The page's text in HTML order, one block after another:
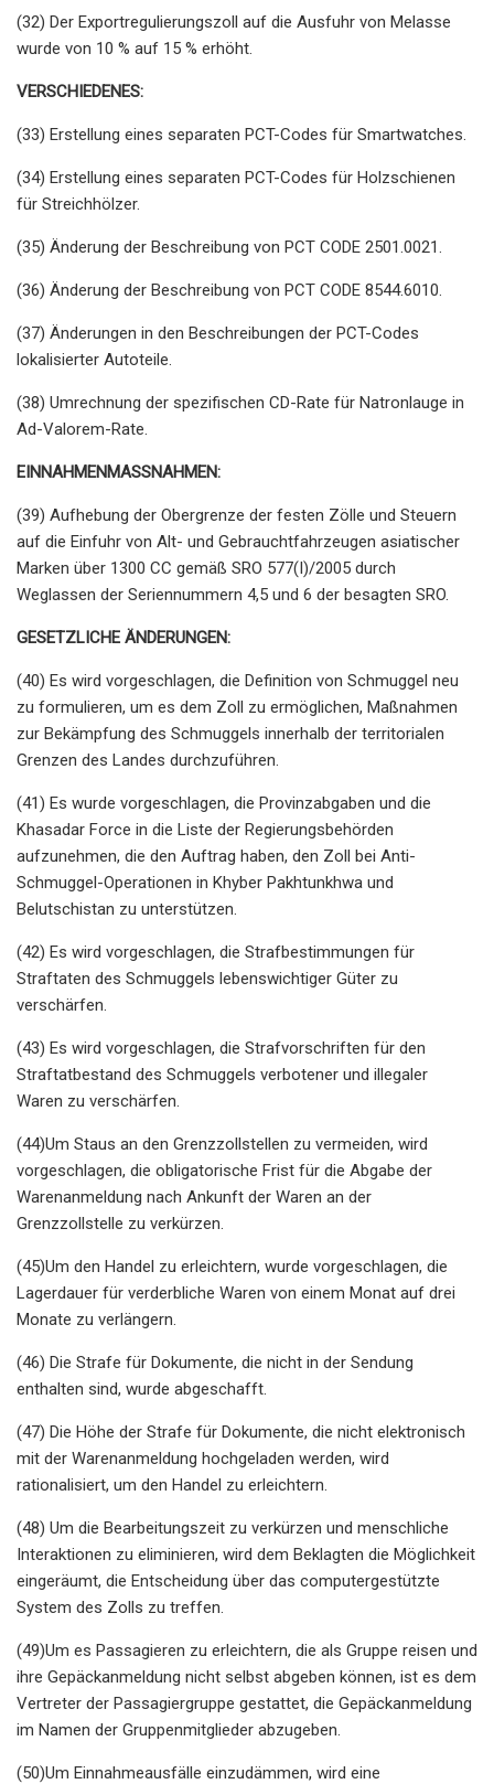
(32) Der Exportregulierungszoll auf die Ausfuhr von Melasse
wurde von 10 % auf 15 % erhöht.
VERSCHIEDENES:
(33) Erstellung eines separaten PCT-Codes für Smartwatches.
(34) Erstellung eines separaten PCT-Codes für Holzschienen
für Streichhölzer.
(35) Änderung der Beschreibung von PCT CODE 2501.0021.
(36) Änderung der Beschreibung von PCT CODE 8544.6010.
(37) Änderungen in den Beschreibungen der PCT-Codes
lokalisierter Autoteile.
(38) Umrechnung der spezifischen CD-Rate für Natronlauge in
Ad-Valorem-Rate.
EINNAHMENMASSNAHMEN:
(39) Aufhebung der Obergrenze der festen Zölle und Steuern
auf die Einfuhr von Alt- und Gebrauchtfahrzeugen asiatischer
Marken über 1300 CC gemäß SRO 577(I)/2005 durch
Weglassen der Seriennummern 4,5 und 6 der besagten SRO.
GESETZLICHE ÄNDERUNGEN:
(40) Es wird vorgeschlagen, die Definition von Schmuggel neu
zu formulieren, um es dem Zoll zu ermöglichen, Maßnahmen
zur Bekämpfung des Schmuggels innerhalb der territorialen
Grenzen des Landes durchzuführen.
(41) Es wurde vorgeschlagen, die Provinzabgaben und die
Khasadar Force in die Liste der Regierungsbehörden
aufzunehmen, die den Auftrag haben, den Zoll bei Anti-
Schmuggel-Operationen in Khyber Pakhtunkhwa und
Belutschistan zu unterstützen.
(42) Es wird vorgeschlagen, die Strafbestimmungen für
Straftaten des Schmuggels lebenswichtiger Güter zu
verschärfen.
(43) Es wird vorgeschlagen, die Strafvorschriften für den
Straftatbestand des Schmuggels verbotener und illegaler
Waren zu verschärfen.
(44)Um Staus an den Grenzzollstellen zu vermeiden, wird
vorgeschlagen, die obligatorische Frist für die Abgabe der
Warenanmeldung nach Ankunft der Waren an der
Grenzzollstelle zu verkürzen.
(45)Um den Handel zu erleichtern, wurde vorgeschlagen, die
Lagerdauer für verderbliche Waren von einem Monat auf drei
Monate zu verlängern.
(46) Die Strafe für Dokumente, die nicht in der Sendung
enthalten sind, wurde abgeschafft.
(47) Die Höhe der Strafe für Dokumente, die nicht elektronisch
mit der Warenanmeldung hochgeladen werden, wird
rationalisiert, um den Handel zu erleichtern.
(48) Um die Bearbeitungszeit zu verkürzen und menschliche
Interaktionen zu eliminieren, wird dem Beklagten die Möglichkeit
eingeräumt, die Entscheidung über das computergestützte
System des Zolls zu treffen.
(49)Um es Passagieren zu erleichtern, die als Gruppe reisen und
ihre Gepäckanmeldung nicht selbst abgeben können, ist es dem
Vertreter der Passagiergruppe gestattet, die Gepäckanmeldung
im Namen der Gruppenmitglieder abzugeben.
(50)Um Einnahmeausfälle einzudämmen, wird eine